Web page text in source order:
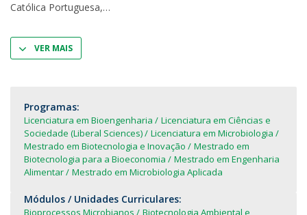
Católica Portuguesa,
VER MAIS
Programas:
Licenciatura em Bioengenharia
Licenciatura em Ciências e
Sociedade (Liberal Sciences)
Licenciatura em Microbiologia
Mestrado em Biotecnologia e Inovação
Mestrado em
Biotecnologia para a Bioeconomia
Mestrado em Engenharia
Alimentar
Mestrado em Microbiologia Aplicada
Módulos / Unidades Curriculares:
Bioprocessos Microbianos
Biotecnologia Ambiental e